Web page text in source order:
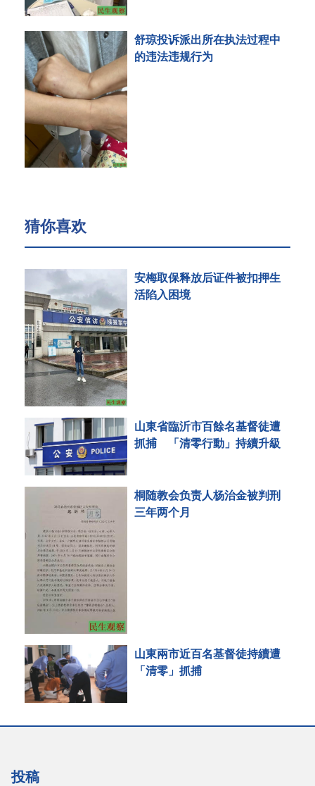
舒琼投诉派出所在执法过程中
的违法违规行为
猜你喜欢
安梅取保释放后证件被扣押生
活陷入困境
山東省臨沂市百餘名基督徒遭
抓捕 「清零行動」持續升級
桐随教会负责人杨治金被判刑
三年两个月
山東兩市近百名基督徒持續遭
「清零」抓捕
投稿